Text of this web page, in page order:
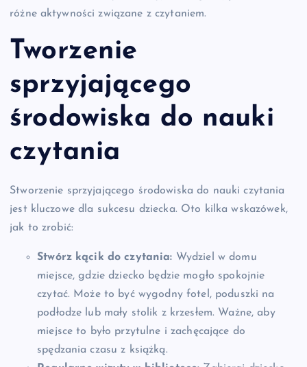
różne aktywności związane z czytaniem.
Tworzenie
sprzyjającego
środowiska do nauki
czytania
Stworzenie sprzyjającego środowiska do nauki czytania
jest kluczowe dla sukcesu dziecka. Oto kilka wskazówek,
jak to zrobić:
Stwórz kącik do czytania: Wydziel w domu
miejsce, gdzie dziecko będzie mogło spokojnie
czytać. Może to być wygodny fotel, poduszki na
podłodze lub mały stolik z krzesłem. Ważne, aby
miejsce to było przytulne i zachęcające do
spędzania czasu z książką.